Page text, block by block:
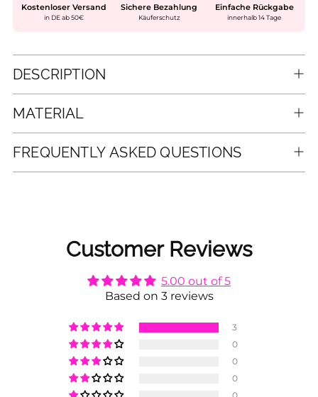
Kostenloser Versand
in DE ab 50€
Sichere Bezahlung
Käuferschutz
Einfache Rückgabe
innerhalb 14 Tage
DESCRIPTION
MATERIAL
FREQUENTLY ASKED QUESTIONS
Customer Reviews
5.00 out of 5
Based on 3 reviews
3
0
0
0